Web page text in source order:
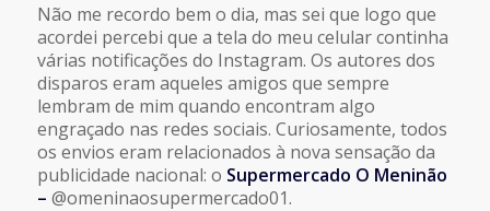
Não me recordo bem o dia, mas sei que logo que
acordei percebi que a tela do meu celular continha
várias notificações do Instagram. Os autores dos
disparos eram aqueles amigos que sempre
lembram de mim quando encontram algo
engraçado nas redes sociais. Curiosamente, todos
os envios eram relacionados à nova sensação da
publicidade nacional: o Supermercado O Meninão
– @omeninaosupermercado01.